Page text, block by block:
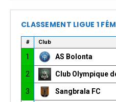
CLASSEMENT LIGUE 1
# Club
1 AS Bolonta
2 Club Olympique
3 Sangbrala FC